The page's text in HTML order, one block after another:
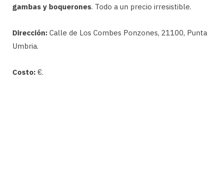
gambas y boquerones. Todo a un precio irresistible.
Dirección: Calle de Los Combes Ponzones, 21100, Punta
Umbria.
Costo: €.